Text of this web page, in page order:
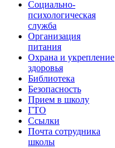
Социально-
психологическая
служба
Организация
питания
Охрана и укрепление
здоровья
Библиотека
Безопасность
Прием в школу
ГТО
Ссылки
Почта сотрудника
школы